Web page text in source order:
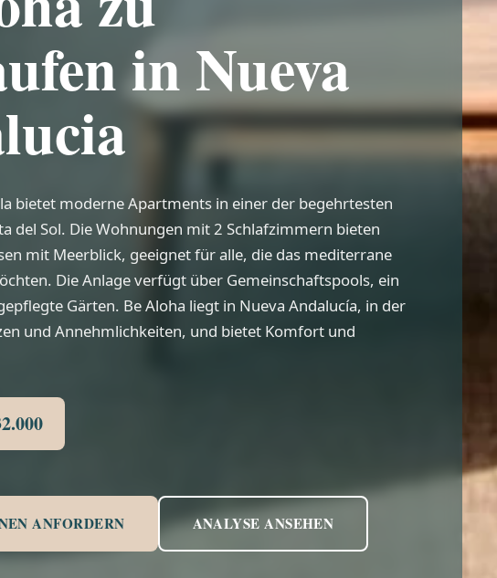
in Nueva
bietet moderne Apartments in einer der begehrtesten
del Sol. Die Wohnungen mit 2 Schlafzimmern bieten
mit Meerblick, geeignet für alle, die das mediterrane
Die Anlage verfügt über Gemeinschaftspools, ein
Gärten. Be Aloha liegt in Nueva Andalucía, in der
und Annehmlichkeiten, und bietet Komfort und
ANFORDERN ANALYSE ANSEHEN